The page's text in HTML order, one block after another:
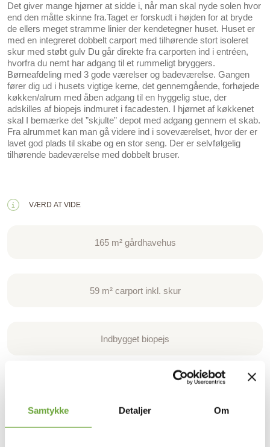
Samtykke Detaljer Om
Det giver mange hjørner at sidde i, når man skal nyde solen hvor
end den måtte skinne fra.Taget er forskudt i højden for at bryde
de ellers meget stramme linier der kendetegner huset. Huset er
med en integreret dobbelt carport med tilhørende stort isoleret
skur med støbt gulv Du går direkte fra carporten ind i entréen,
hvorfra du nemt har adgang til et rummeligt bryggers.
Børneafdeling med 3 gode værelser og badeværelse. Gangen
fører dig ud i husets vigtige kerne, det gennemgående, forhøjede
køkken/alrum med åben adgang til en hyggelig stue, der
adskilles af biopejs indmuret i facadesten. I hjørnet af køkkenet
skal I bemærke det ”skjulte” depot med adgang gennem et skab.
Fra alrummet kan man gå videre ind i soveværelset, hvor der er
lavet god plads til skabe og en stor seng. Der er selvfølgelig
tilhørende badeværelse med dobbelt bruser.
VÆRD AT VIDE
165 m² gårdhavehus
59 m² carport inkl. skur
Indbygget biopejs
Fladt tag med forskudte loftshøjder
Velux fladtagsvindue 80 x 80 cm med plan glas og fast